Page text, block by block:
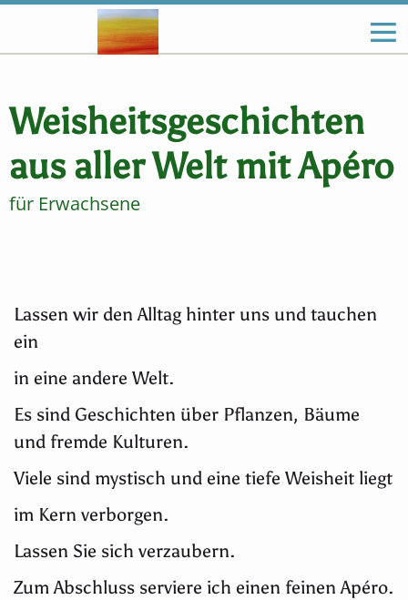
Weisheitsgeschichten
aus aller Welt mit Apéro
für Erwachsene
Lassen wir den Alltag hinter uns und tauchen
ein
in eine andere Welt.
Es sind Geschichten über Pflanzen, Bäume
und fremde Kulturen.
Viele sind mystisch und eine tiefe Weisheit liegt
im Kern verborgen.
Lassen Sie sich verzaubern.
Zum Abschluss serviere ich einen feinen Apéro.